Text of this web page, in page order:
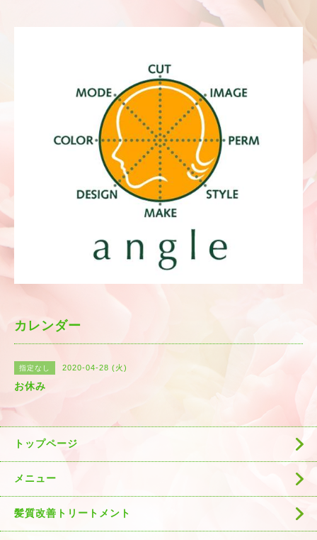
カレンダー
指定なし 2020-04-28 (火)
お休み
トップページ
メニュー
髪質改善トリートメント